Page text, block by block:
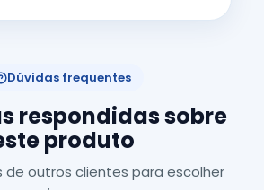
Dúvidas frequentes
respondidas sobre
produto
de outros clientes para escolher